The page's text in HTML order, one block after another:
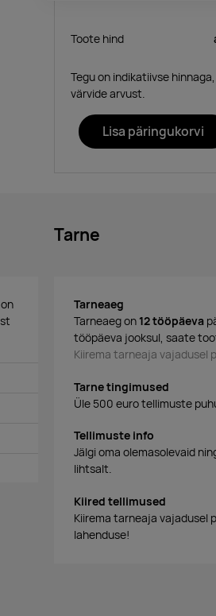
Toote hind
Tegu on indikatiivse
värvide arvust.
Lisa päringukorvi
Tarne
Tarneaeg
Tarneaeg on 12 tööpäeva
tööpäeva jooksul, saate
Kiirema tarneaja vajadusel
Tarne tingimused
Üle 500 euro tellimuste
Tellimuste info
Jälgi oma olemasolevaid
lihtsalt.
Kiired tellimused
Kiirema tarneaja vajadusel
lahenduse!